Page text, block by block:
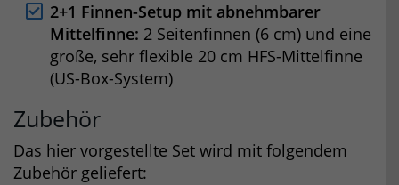
2+1 Finnen-Setup mit abnehmbarer
Mittelfinne: 2 Seitenfinnen (6 cm) und eine
große, sehr flexible 20 cm HFS-Mittelfinne
(US-Box-System)
Zubehör
Das hier vorgestellte Set wird mit folgendem
Zubehör geliefert: